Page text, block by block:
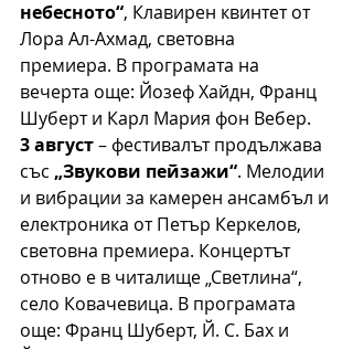
небесното“, Клавирен квинтет от
Лора Ал-Ахмад, световна
премиера. В програмата на
вечерта още: Йозеф Хайдн, Франц
Шуберт и Карл Мария фон Вебер.
3 август – фестивалът продължава
със „Звукови пейзажи“. Мелодии
и вибрации за камерен ансамбъл и
електроника от Петър Керкелов,
световна премиера. Концертът
отново е в читалище „Светлина“,
село Ковачевица. В програмата
още: Франц Шуберт, Й. С. Бах и